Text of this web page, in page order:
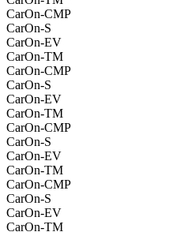
CarOn-CMP
CarOn-S
CarOn-EV
CarOn-TM
CarOn-CMP
CarOn-S
CarOn-EV
CarOn-TM
CarOn-CMP
CarOn-S
CarOn-EV
CarOn-TM
CarOn-CMP
CarOn-S
CarOn-EV
CarOn-TM